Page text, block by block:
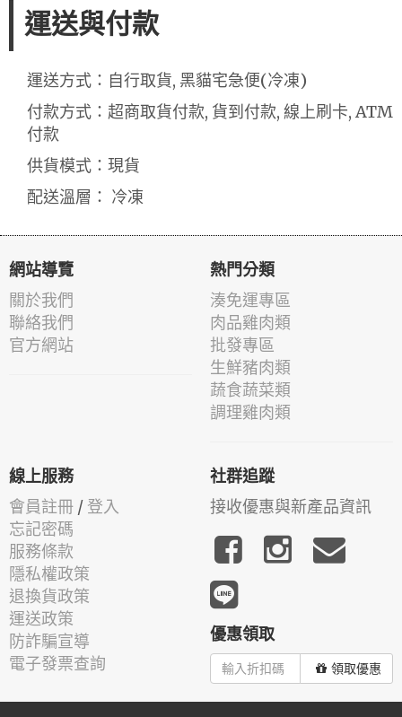
運送與付款
運送方式：自行取貨, 黑貓宅急便(冷凍)
付款方式：超商取貨付款, 貨到付款, 線上刷卡, ATM
付款
供貨模式：現貨
配送溫層： 冷凍
網站導覽
關於我們
聯絡我們
官方網站
熱門分類
湊免運專區
肉品雞肉類
批發專區
生鮮豬肉類
蔬食蔬菜類
調理雞肉類
線上服務
會員註冊 / 登入
忘記密碼
服務條款
隱私權政策
退換貨政策
運送政策
防詐騙宣導
電子發票查詢
社群追蹤
接收優惠與新產品資訊
優惠領取
領取優惠